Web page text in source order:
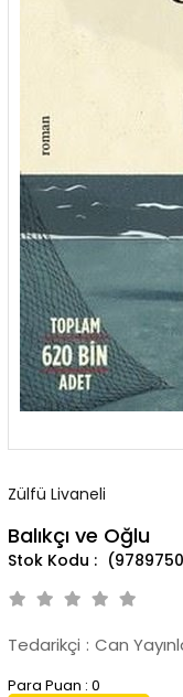
Zülfü Livaneli
Balıkçı ve Oğlu
Tedarikçi : Can
Para Puan : 0